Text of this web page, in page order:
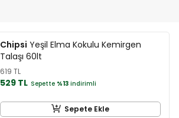
Chipsi Yeşil Elma Kokulu Kemirgen
Talaşı 60lt
619 TL
529 TL Sepette %13 indirimli
Sepete Ekle